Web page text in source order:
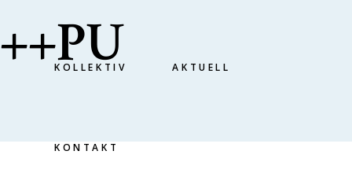
KOLLEKTIV AKTUELL
KONTAKT
++PU